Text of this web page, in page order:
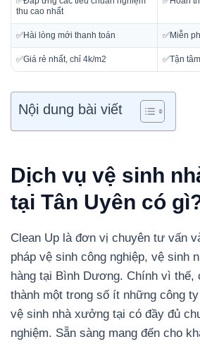
thu cao nhất
✅Hài lòng mới thanh toán ✅Miễn
✅Giá rẻ nhất, chỉ 4k/m2 ✅Tận
Nội dung bài viết
Dịch vụ vệ sinh
tại Tân Uyên có
Clean Up là đơn vị chuyên tư vấn
pháp vệ sinh công nghiệp, vệ sinh
hàng tại Bình Dương. Chính vì thế,
thành một trong số ít những công
vệ sinh nhà xưởng tại có đầy đủ
nghiệm. Sẵn sàng mang đến cho